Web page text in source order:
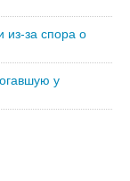
из-за спора о
у